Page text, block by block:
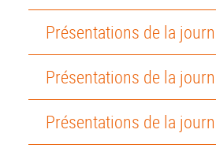
Présentations de la
Présentations de la
Présentations de la